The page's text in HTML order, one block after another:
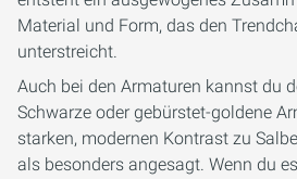
Material und Form, das den
unterstreicht.
Auch bei den Armaturen kannst du
Schwarze oder gebürstet-goldene
starken, modernen Kontrast zu
als besonders angesagt. Wenn du